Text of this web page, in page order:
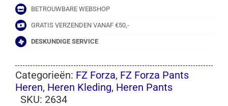
BETROUWBARE WEBSHOP
GRATIS VERZENDEN VANAF €50,-
DESKUNDIGE SERVICE
Categorieën: FZ Forza, FZ Forza Pants
Heren, Heren Kleding, Heren Pants
SKU: 2634